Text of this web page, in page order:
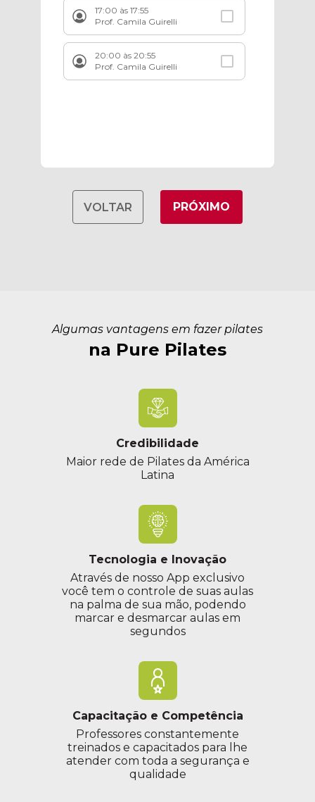
17:00 às 17:55
Prof. Camila Guirelli
20:00 às 20:55
Prof. Camila Guirelli
VOLTAR PRÓXIMO
Algumas vantagens em fazer pilates
na Pure Pilates
Credibilidade
Maior rede de Pilates da América
Latina
Tecnologia e Inovação
Através de nosso App exclusivo
você tem o controle de suas aulas
na palma de sua mão, podendo
marcar e desmarcar aulas em
segundos
Capacitação e Competência
Professores constantemente
treinados e capacitados para lhe
atender com toda a segurança e
qualidade